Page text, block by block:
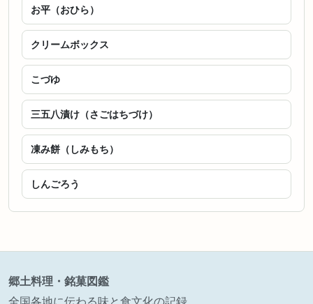
お平（おひら）
クリームボックス
こづゆ
三五八漬け（さごはちづけ）
凍み餅（しみもち）
しんごろう
郷土料理・銘菓図鑑
全国各地に伝わる味と食文化の記録